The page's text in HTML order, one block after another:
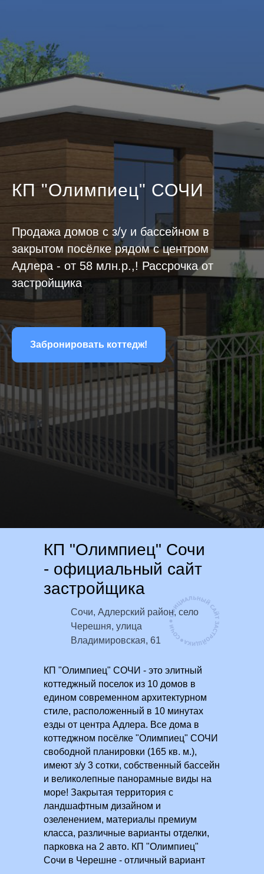
КП "Олимпиец" СОЧИ
Продажа домов с з/у и бассейном в
закрытом посёлке рядом с центром
Адлера - от 58 млн.р.,! Рассрочка от
застройщика
Забронировать коттедж!
КП "Олимпиец" Сочи
- официальный сайт
застройщика
КП "Олимпиец" СОЧИ - это элитный
коттеджный поселок из 10 домов в
едином современном архитектурном
стиле, расположенный в 10 минутах
езды от центра Адлера. Все дома в
коттеджном посёлке "Олимпиец" СОЧИ
свободной планировки (165 кв. м.),
имеют з/у 3 сотки, собственный бассейн
и великолепные панорамные виды на
море! Закрытая территория с
ландшафтным дизайном и
озеленением, материалы премиум
класса, различные варианты отделки,
парковка на 2 авто. КП "Олимпиец"
Сочи в Черешне - отличный вариант
Сочи, Адлерский район, село
Черешня, улица
Владимировская, 61